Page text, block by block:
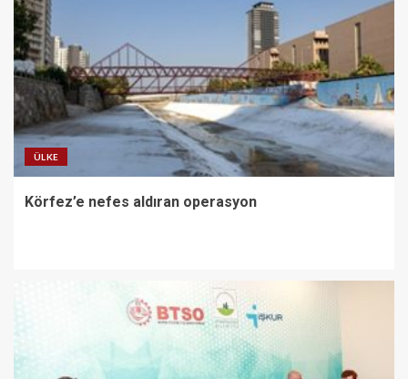
ÜLKE
Körfez’e nefes aldıran operasyon